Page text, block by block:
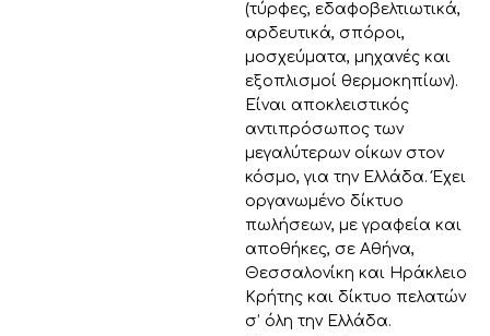
(τύρφες, εδαφοβελτιωτικά,
αρδευτικά, σπόροι,
μοσχεύματα, μηχανές και
εξοπλισμοί θερμοκηπίων).
Είναι αποκλειστικός
αντιπρόσωπος των
μεγαλύτερων οίκων στον
κόσμο, για την Ελλάδα. Έχει
οργανωμένο δίκτυο
πωλήσεων, με γραφεία και
αποθήκες, σε Αθήνα,
Θεσσαλονίκη και Ηράκλειο
Κρήτης και δίκτυο πελατών
σ’ όλη την Ελλάδα.